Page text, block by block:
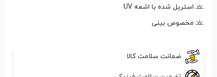
استریل شده با اشعه UV
مخصوص بینی
ضمانت سلامت کالا